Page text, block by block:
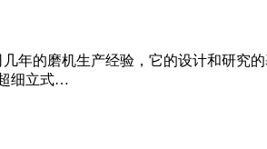
年的磨机生产经验，它的设计和研究
细立式…